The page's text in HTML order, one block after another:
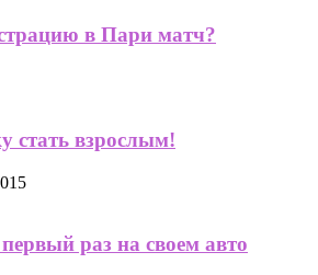
в Пари матч?
стать взрослым!
раз на своем авто